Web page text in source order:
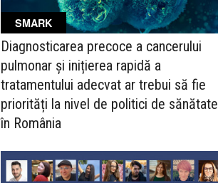
SMARK
Diagnosticarea precoce a cancerului
pulmonar și inițierea rapidă a
tratamentului adecvat ar trebui să fie
priorități la nivel de politici de sănătate
în România